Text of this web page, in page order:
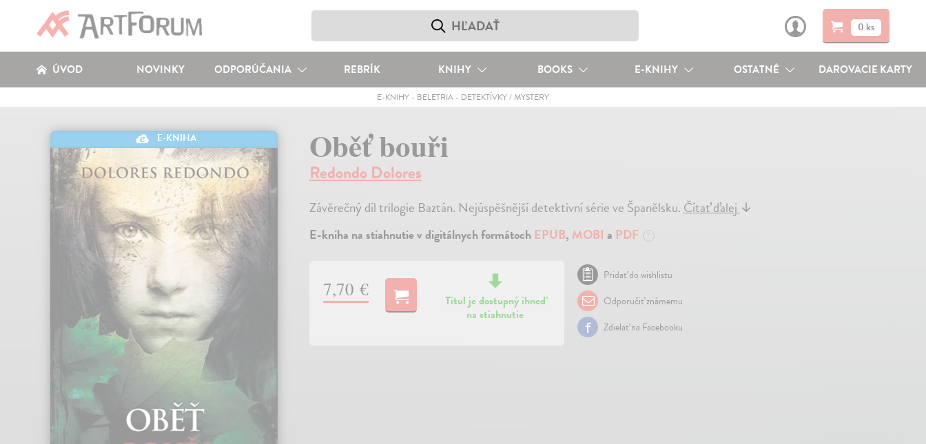
0 ks
ÚVOD NOVINKY ODPORÚČANIA REBRÍK KNIHY BOOKS E-KNIHY OSTATNÉ DAROVACIE KARTY
E-KNIHY- BELETRIA- DETEKTÍVKY / MYSTERY
E-KNIHA Oběť bouři
Redondo Dolores
Závěrečný díl trilogie Baztán. Nejúspěšnější detektivní série ve Španělsku.Čítať ďalej↓
E-kniha na stiahnutie v digitálnych formátoch EPUB, MOBI a PDF ?
7,70 €
Titul je dostupný ihneď
na stiahnutie
Pridať do wishlistu
Odporučiť známemu
Zdielať na Facebooku